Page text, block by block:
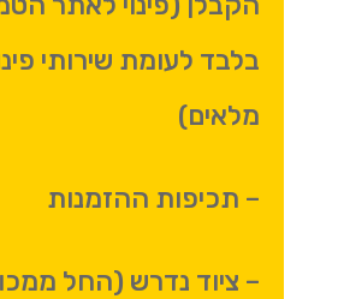
בלבד לעומת שירותי
מלאים)
– תכיפות ההזמנות
– ציוד נדרש (החל